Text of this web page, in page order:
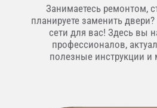
Занимаетесь ремонтом,
планируете заменить
сети для вас! Здесь вы
профессионалов,
полезные инструкции и